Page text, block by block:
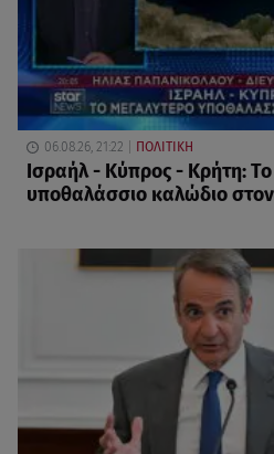
06.08.26, 21:22 ΠΟΛΙΤΙΚΗ
Ισραήλ - Κύπρος - Κρήτη:
υποθαλάσσιο καλώδιο